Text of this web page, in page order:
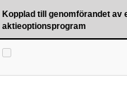
Kopplad till genomförandet av
aktieoptionsprogram